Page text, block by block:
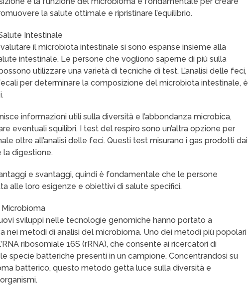
la salute ottimale e ripristinare l’equilibrio.
Intestinale
il microbiota intestinale si sono espanse insieme alla
intestinale. Le persone che vogliono saperne di più sulla
utilizzare una varietà di tecniche di test. L’analisi delle feci,
per determinare la composizione del microbiota intestinale, è
informazioni utili sulla diversità e l’abbondanza microbica,
eventuali squilibri. I test del respiro sono un’altra opzione per
oltre all’analisi delle feci. Questi test misurano i gas prodotti dai
la digestione.
e svantaggi, quindi è fondamentale che le persone
alle loro esigenze e obiettivi di salute specifici.
Microbioma
sviluppi nelle tecnologie genomiche hanno portato a
nei metodi di analisi del microbioma. Uno dei metodi più popolari
ribosomiale 16S (rRNA), che consente ai ricercatori di
specie batteriche presenti in un campione. Concentrandosi su
batterico, questo metodo getta luce sulla diversità e